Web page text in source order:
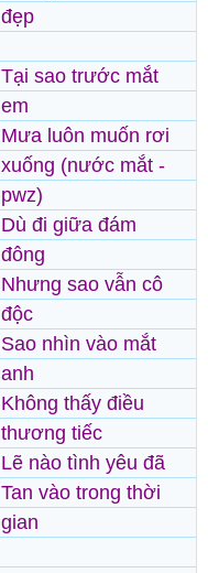
đẹp
Tại sao trước mắt
em
Mưa luôn muốn rơi
xuống (nước mắt -
pwz)
Dù đi giữa đám
đông
Nhưng sao vẫn cô
độc
Sao nhìn vào mắt
anh
Không thấy điều
thương tiếc
Lẽ nào tình yêu đã
Tan vào trong thời
gian